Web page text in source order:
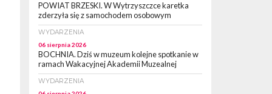
POWIAT BRZESKI. W Wytrzyszczce karetka
zderzyła się z samochodem osobowym
WYDARZENIA
06 sierpnia 2026
BOCHNIA. Dziś w muzeum kolejne spotkanie w
ramach Wakacyjnej Akademii Muzealnej
WYDARZENIA